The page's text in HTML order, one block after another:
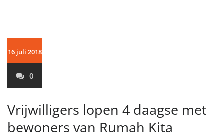
16 juli 2018
0
Vrijwilligers lopen 4 daagse met
bewoners van Rumah Kita